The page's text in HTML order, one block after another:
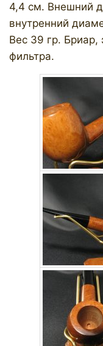
4,4 см. Внешний
внутренний
Вес 39 гр. Бриар,
фильтра.